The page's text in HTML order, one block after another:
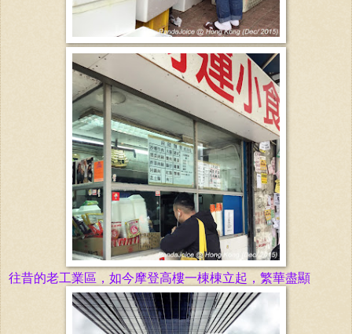
往昔的老工業區，如今摩登高樓一棟棟立起，繁華盡顯